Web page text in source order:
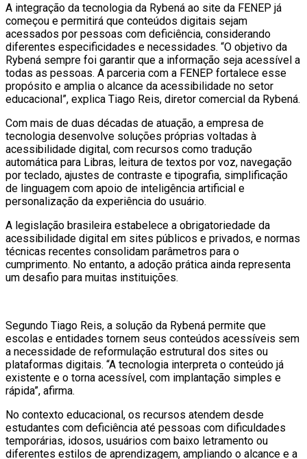
A integração da tecnologia da Rybená ao site da FENEP já
começou e permitirá que conteúdos digitais sejam
acessados por pessoas com deficiência, considerando
diferentes especificidades e necessidades. “O objetivo da
Rybená sempre foi garantir que a informação seja acessível a
todas as pessoas. A parceria com a FENEP fortalece esse
propósito e amplia o alcance da acessibilidade no setor
educacional”, explica Tiago Reis, diretor comercial da Rybená.
Com mais de duas décadas de atuação, a empresa de
tecnologia desenvolve soluções próprias voltadas à
acessibilidade digital, com recursos como tradução
automática para Libras, leitura de textos por voz, navegação
por teclado, ajustes de contraste e tipografia, simplificação
de linguagem com apoio de inteligência artificial e
personalização da experiência do usuário.
A legislação brasileira estabelece a obrigatoriedade da
acessibilidade digital em sites públicos e privados, e normas
técnicas recentes consolidam parâmetros para o
cumprimento. No entanto, a adoção prática ainda representa
um desafio para muitas instituições.
Segundo Tiago Reis, a solução da Rybená permite que
escolas e entidades tornem seus conteúdos acessíveis sem
a necessidade de reformulação estrutural dos sites ou
plataformas digitais. “A tecnologia interpreta o conteúdo já
existente e o torna acessível, com implantação simples e
rápida”, afirma.
No contexto educacional, os recursos atendem desde
estudantes com deficiência até pessoas com dificuldades
temporárias, idosos, usuários com baixo letramento ou
diferentes estilos de aprendizagem, ampliando o alcance e a